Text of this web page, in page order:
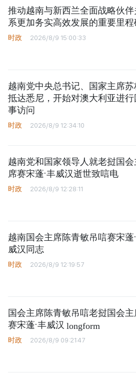
推动越南与新西兰全面战略伙伴
系更加务实高效发展的重要里程
时政 2026/8/9 15:00:33
越南党中央总书记、国家主席苏
抵达悉尼，开始对澳大利亚进行
事访问
时政 2026/8/9 12:34:10
越南党和国家领导人就老挝国会
席赛宋蓬·丰威汉逝世致唁电
时政 2026/8/9 12:28:11
越南国会主席陈青敏吊唁赛宋蓬
威汉同志
时政 2026/8/9 12:19:57
国会主席陈青敏吊唁老挝国会主
赛宋蓬·丰威汉 longform
时政 2026/8/9 09:21:47